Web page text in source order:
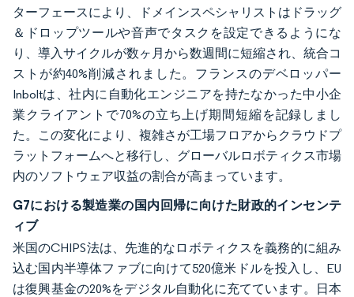
ターフェースにより、ドメインスペシャリストはドラッグ
＆ドロップツールや音声でタスクを設定できるようにな
り、導入サイクルが数ヶ月から数週間に短縮され、統合コ
ストが約40%削減されました。フランスのデベロッパー
Inboltは、社内に自動化エンジニアを持たなかった中小企
業クライアントで70%の立ち上げ期間短縮を記録しまし
た。この変化により、複雑さが工場フロアからクラウドプ
ラットフォームへと移行し、グローバルロボティクス市場
内のソフトウェア収益の割合が高まっています。
G7における製造業の国内回帰に向けた財政的インセンテ
ィブ
米国のCHIPS法は、先進的なロボティクスを義務的に組み
込む国内半導体ファブに向けて520億米ドルを投入し、EU
は復興基金の20%をデジタル自動化に充てています。日本